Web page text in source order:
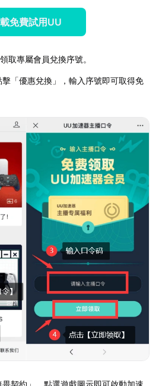
免費試用UU
取專屬會員兌換序號。
「優惠兌換」，輸入序號即可取得免
契約」，點選遊戲圖示即可啟動加速